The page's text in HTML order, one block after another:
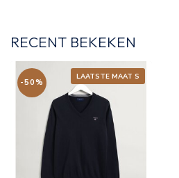
RECENT BEKEKEN
LAATSTE MAAT S
-50%